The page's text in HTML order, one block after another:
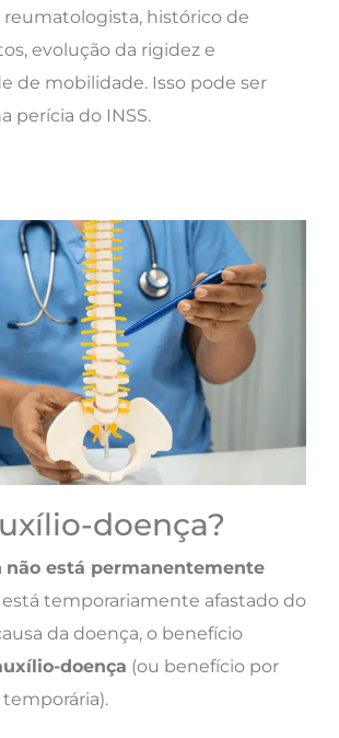
reumatologista, histórico de
evolução da rigidez e
de mobilidade. Isso pode ser
perícia do INSS.
doença?
não está permanentemente
está temporariamente afastado do
da doença, o benefício
doença (ou benefício por